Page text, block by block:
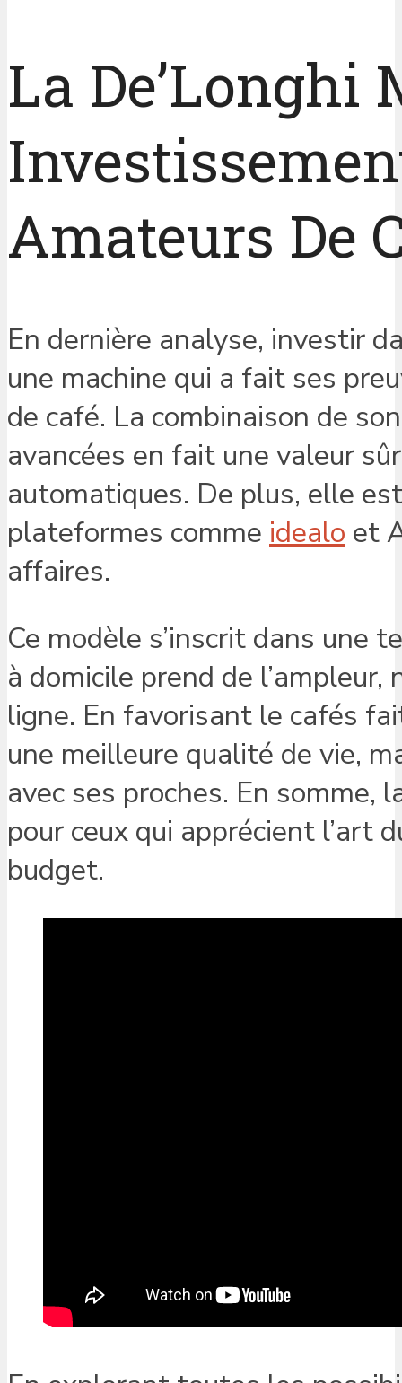
La De’Longhi
Amateurs De
En dernière analyse, investir
une machine qui a fait ses
de café. La combinaison de
avancées en fait une valeur
automatiques. De plus, elle
plateformes comme idealo et
affaires.
Ce modèle s’inscrit dans une
à domicile prend de
ligne. En favorisant le cafés
une meilleure qualité de vie,
avec ses proches. En somme,
pour ceux qui apprécient l’art
budget.